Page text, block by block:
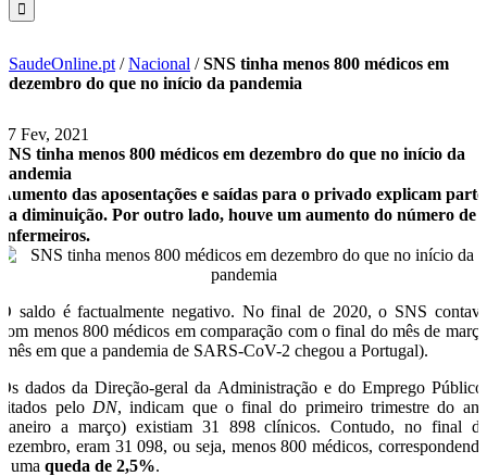
SaudeOnline.pt /Nacional /SNS tinha menos 800 médicos em
dezembro do que no início da pandemia
17 Fev, 2021
SNS tinha menos 800 médicos em dezembro do que no início da
pandemia
Aumento das aposentações e saídas para o privado explicam parte
da diminuição. Por outro lado, houve um aumento do número de
enfermeiros.
O saldo é factualmente negativo. No final de 2020, o SNS contava
com menos 800 médicos em comparação com o final do mês de março
(mês em que a pandemia de SARS-CoV-2 chegou a Portugal).
Os dados da Direção-geral da Administração e do Emprego Público,
citados pelo DN, indicam que o final do primeiro trimestre do ano
(janeiro a março) existiam 31 898 clínicos. Contudo, no final de
dezembro, eram 31 098, ou seja, menos 800 médicos, correspondendo
a uma queda de 2,5%.